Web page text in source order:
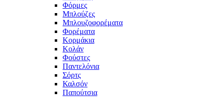
Φόρμες
Μπλούζες
Μπλουζοφορέματα
Φορέματα
Κορμάκια
Κολάν
Φούστες
Παντελόνια
Σόρτς
Καλσόν
Παπούτσια